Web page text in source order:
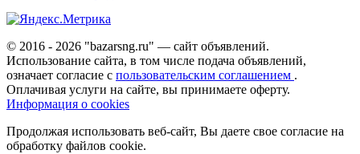
© 2016 - 2026 "bazarsng.ru" — сайт объявлений.
Использование сайта, в том числе подача объявлений,
означает согласие с пользовательским соглашением .
Оплачивая услуги на сайте, вы принимаете оферту.
Информация о cookies
Продолжая использовать веб-сайт, Вы даете свое согласие на
обработку файлов cookie.